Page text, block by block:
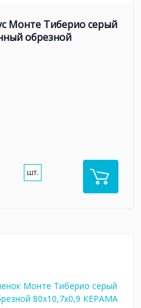
Монте Тиберио серый
обрезной
шт.